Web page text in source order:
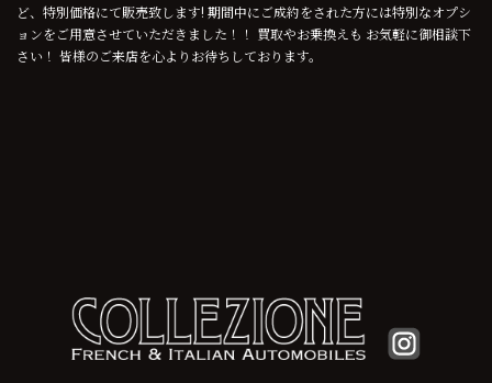
ど、特別価格にて販売致します! 期間中にご成約をされた方には特別なオプシ
ョンをご用意させていただきました！！ 買取やお乗換えも お気軽に御相談下
さい！ 皆様のご来店を心よりお待ちしております。